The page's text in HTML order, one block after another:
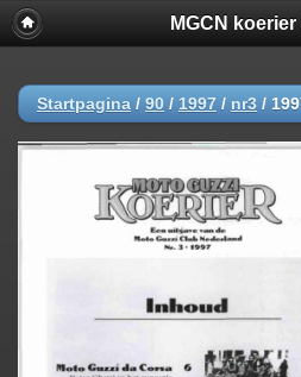
MGCN
Startpagina / 90 / 1997 / nr3 /